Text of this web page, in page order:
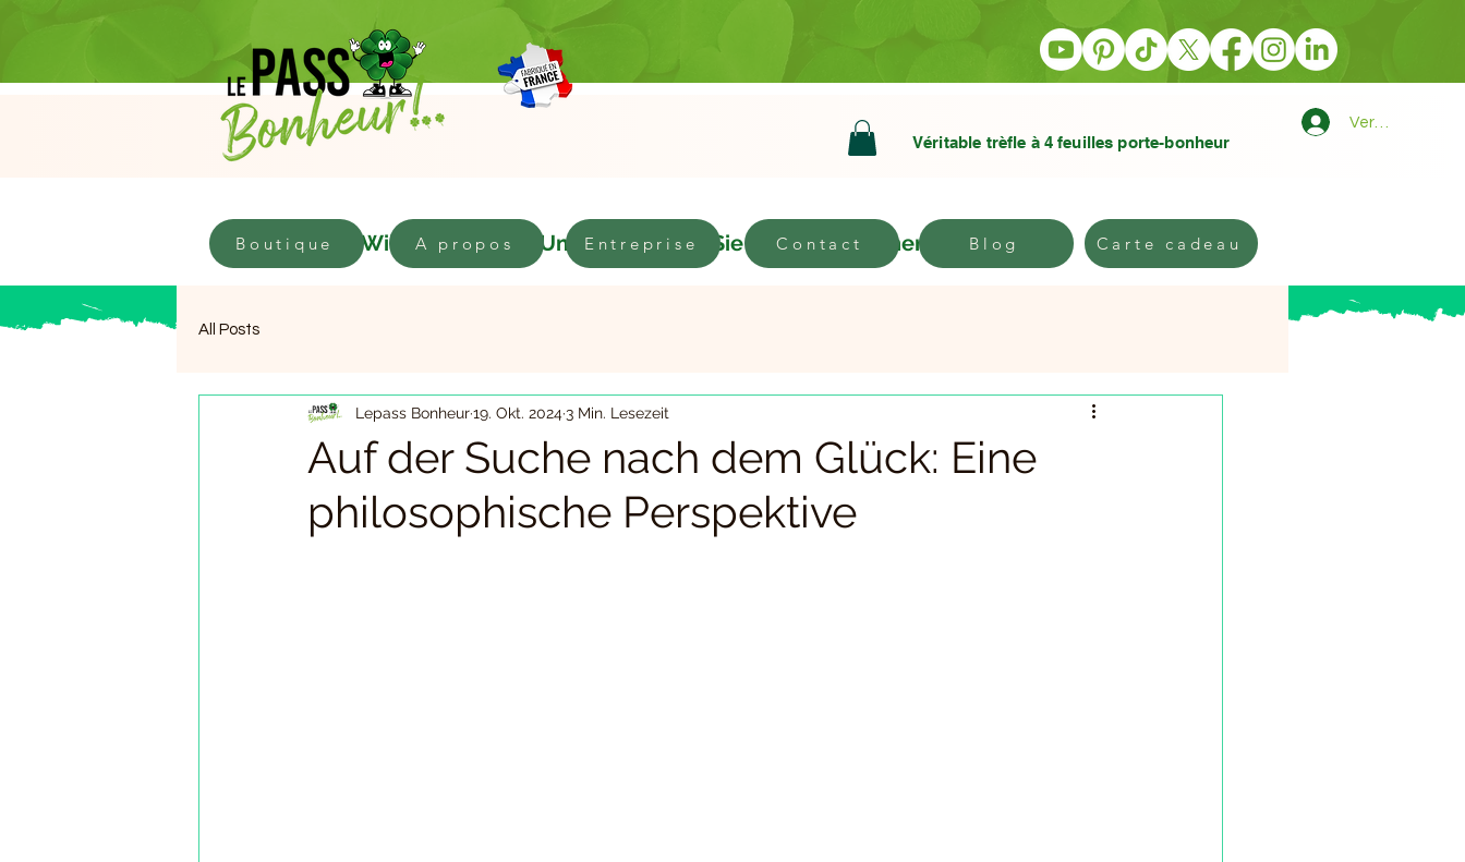
Véritable trèfle à 4 feuilles porte-bonheur
Verbindung
Geschäft Willkommen Um Werden Sie Vertriebspartner Kontakt Blog PLUS
Entreprise Contact Blog Carte cadeau
Boutique A propos
All Posts
Auf der Suche nach dem Glück: Eine
philosophische Perspektive
Lepass Bonheur19. Okt. 20243 Min. Lesezeit